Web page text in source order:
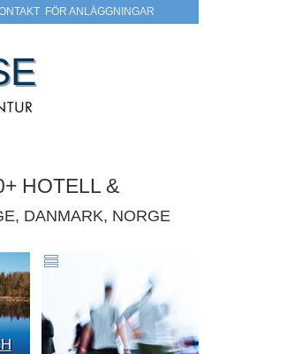
FÖR ANLÄGGNINGAR
HOTELL &
DANMARK, NORGE